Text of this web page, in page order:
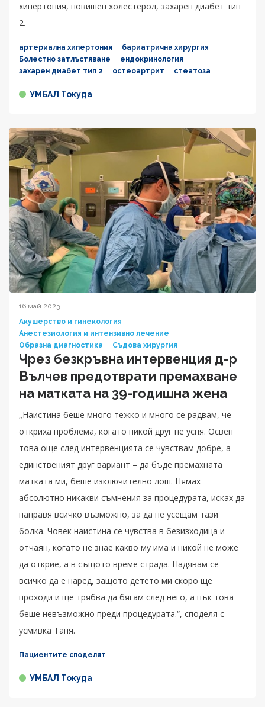
хипертония, повишен холестерол, захарен диабет тип
2.
артериална хипертония
бариатрична хирургия
Болестно затлъстяване
ендокринология
захарен диабет тип 2
остеоартрит стеатоза
УМБАЛ Токуда
16 май 2023
Акушерство и гинекология
Анестезиология и интензивно лечение
Образна диагностика
Съдова хирургия
Чрез безкръвна интервенция д-р
Вълчев предотврати премахване
на матката на 39-годишна жена
„Наистина беше много тежко и много се радвам, че
откриха проблема, когато никой друг не успя. Освен
това още след интервенцията се чувствам добре, а
единственият друг вариант – да бъде премахната
матката ми, беше изключително лош. Нямах
абсолютно никакви съмнения за процедурата, исках да
направя всичко възможно, за да не усещам тази
болка. Човек наистина се чувства в безизходица и
отчаян, когато не знае какво му има и никой не може
да открие, а в същото време страда. Надявам се
всичко да е наред, защото детето ми скоро ще
проходи и ще трябва да бягам след него, а пък това
беше невъзможно преди процедурата.“, споделя с
усмивка Таня.
Пациентите споделят
УМБАЛ Токуда